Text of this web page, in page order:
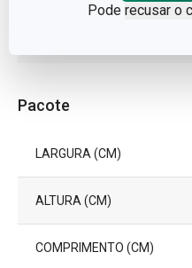
Pode recusar o
Pacote
LARGURA (CM)
ALTURA (CM)
COMPRIMENTO (CM)